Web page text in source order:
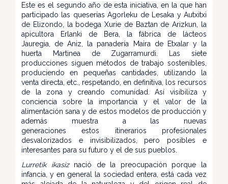
Este es el segundo año de esta iniciativa, en la que han
participado las queserías Agorleku de Lesaka y Autxitxi
de Elizondo, la bodega Xurie de Baztan de Arizkun, la
apicultora Erlanki de Bera, la fábrica de lácteos
Jauregia, de Aniz, la panadería Maira de Etxalar y la
huerta Martinea de Zugarramurdi. Las siete
producciones siguen métodos de trabajo sostenibles,
produciendo en pequeñas cantidades, utilizando la
venta directa, etc., respetando, en definitiva, los recursos
de la zona y creando comunidad. Así visibiliza y
conciencia sobre la importancia y el valor de la
alimentación sana y de estos modelos de producción y
además muestra a las nuevas
generaciones estos itinerarios profesionales
desvalorizados e invisibilizados, pero posibles e
interesantes para su futuro y el de sus pueblos.
Lurretik ikasiznació de la preocupación porque la
infancia, y en general la sociedad entera, está cada vez